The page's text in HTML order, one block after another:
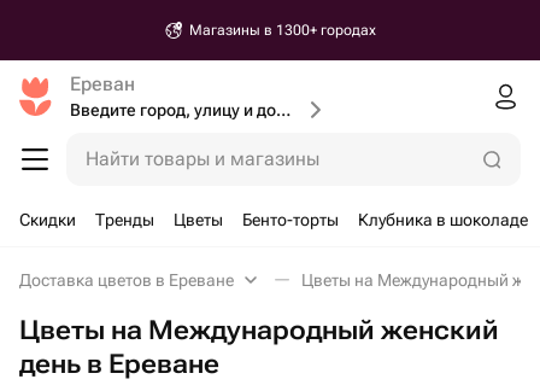
Магазины в 1300+ городах
Ереван
Введите город, улицу и дом доставки
Найти товары и магазины
Скидки Тренды Цветы Бенто-торты Клубника в шоколаде
Доставка цветов в Ереване Цветы на Международный
Цветы на Международный женский
день в Ереване